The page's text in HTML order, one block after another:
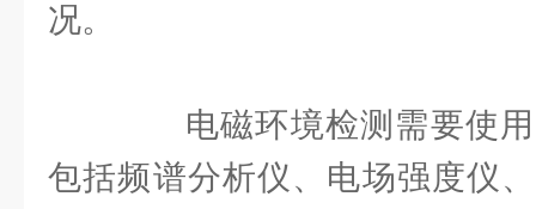
况。
电磁环境检测需要使用
包括频谱分析仪、电场强度仪